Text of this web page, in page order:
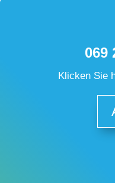
069
Klicken Sie